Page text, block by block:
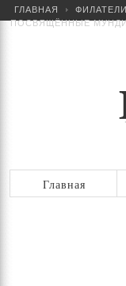
ГЛАВНАЯ
ПОСВЯЩЁННЫЕ
Главная